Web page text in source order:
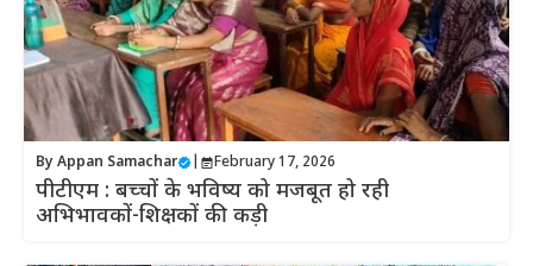
By Appan Samachar February 17, 2026
पीटीएम : बच्चों के भविष्य को मजबूत हो रही
अभिभावकों-शिक्षकों की कड़ी